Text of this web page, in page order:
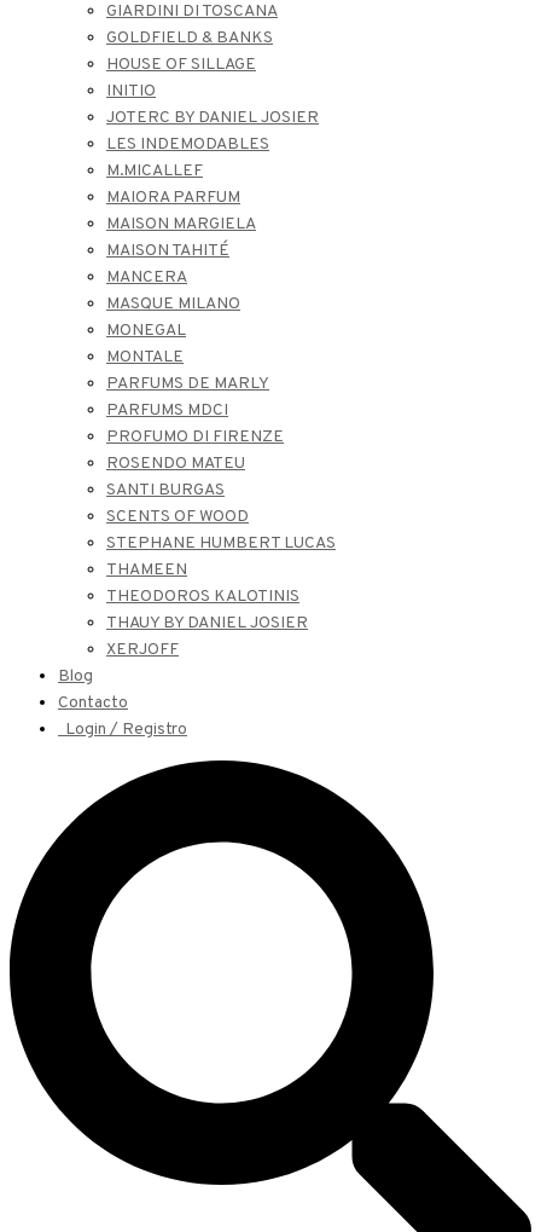
GIARDINI DI TOSCANA
GOLDFIELD & BANKS
HOUSE OF SILLAGE
INITIO
JOTERC BY DANIEL JOSIER
LES INDEMODABLES
M.MICALLEF
MAIORA PARFUM
MAISON MARGIELA
MAISON TAHITÉ
MANCERA
MASQUE MILANO
MONEGAL
MONTALE
PARFUMS DE MARLY
PARFUMS MDCI
PROFUMO DI FIRENZE
ROSENDO MATEU
SANTI BURGAS
SCENTS OF WOOD
STEPHANE HUMBERT LUCAS
THAMEEN
THEODOROS KALOTINIS
THAUY BY DANIEL JOSIER
XERJOFF
Blog
Contacto
Login / Registro